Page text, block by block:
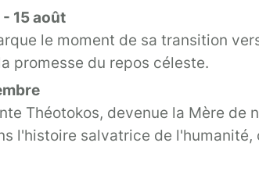
15 août
le moment de sa transition
promesse du repos céleste.
Théotokos, devenue la Mère de
l'histoire salvatrice de